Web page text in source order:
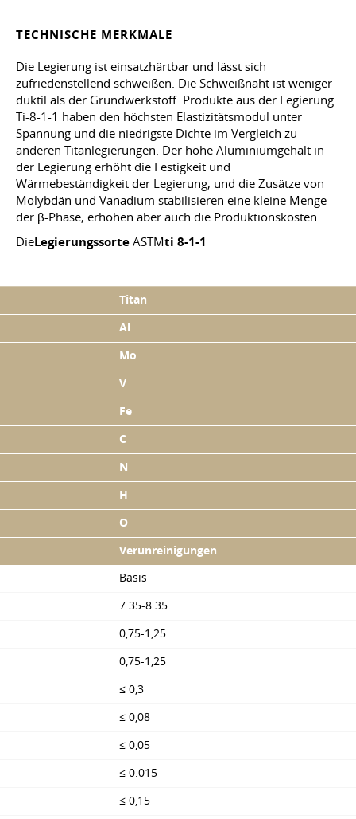
TECHNISCHE MERKMALE
Die Legierung ist einsatzhärtbar und lässt sich
zufriedenstellend schweißen. Die Schweißnaht ist weniger
duktil als der Grundwerkstoff. Produkte aus der Legierung
Ti-8-1-1 haben den höchsten Elastizitätsmodul unter
Spannung und die niedrigste Dichte im Vergleich zu
anderen Titanlegierungen. Der hohe Aluminiumgehalt in
der Legierung erhöht die Festigkeit und
Wärmebeständigkeit der Legierung, und die Zusätze von
Molybdän und Vanadium stabilisieren eine kleine Menge
der β-Phase, erhöhen aber auch die Produktionskosten.
DieLegierungssorte ASTMti 8-1-1
Titan
Al
Mo
V
Fe
С
N
H
О
Verunreinigungen
Basis
7.35-8.35
0,75-1,25
0,75-1,25
≤ 0,3
≤ 0,08
≤ 0,05
≤ 0.015
≤ 0,15